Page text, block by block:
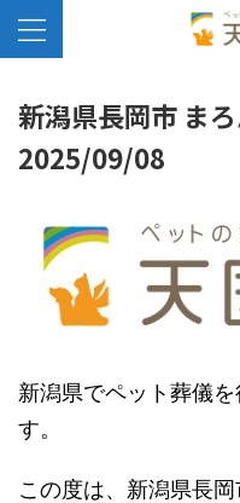
新潟県長岡市 ま
2025/09/08
新潟県でペット葬儀
す。
この度は、新潟県長